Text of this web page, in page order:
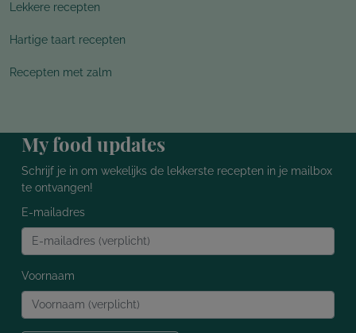
Lekkere recepten
Hartige taart recepten
Recepten met zalm
My food updates
Schrijf je in om wekelijks de lekkerste recepten in je mailbox
te ontvangen!
E-mailadres
Voornaam